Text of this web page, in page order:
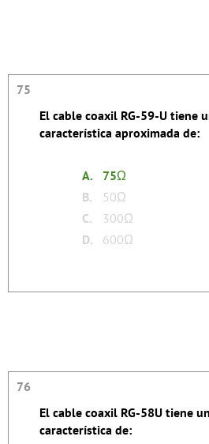
75
El cable coaxil RG-59-U tiene
característica aproximada de:
A. 75Ω
B.
50Ω
C.
300Ω
D.
600Ω
La
76
El cable coaxil RG-58U tiene
característica de:
La